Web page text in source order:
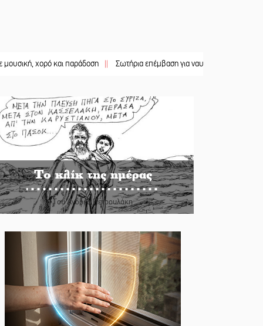
και παράδοση || Σωτήρια επέμβαση για ναυτικό ανοιχτά του Γυθείου
Το κλίκ της ημέρας
Του Ανδρέα Πετρουλάκη